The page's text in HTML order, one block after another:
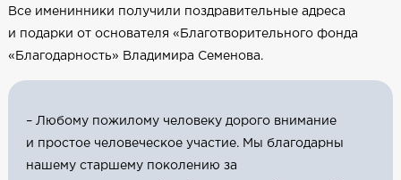
Все именинники получили поздравительные адреса
и подарки от основателя «Благотворительного фонда
«Благодарность» Владимира Семенова.
– Любому пожилому человеку дорого внимание
и простое человеческое участие. Мы благодарны
нашему старшему поколению за